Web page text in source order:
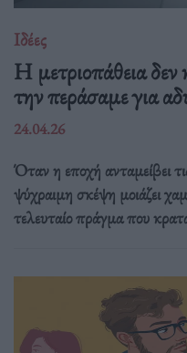
Ιδέες
Η μετριοπάθεια δεν
την περάσαμε για
24.04.26
Όταν η εποχή ανταμείβει
ψύχραιμη σκέψη μοιάζει
τελευταίο πράγμα που